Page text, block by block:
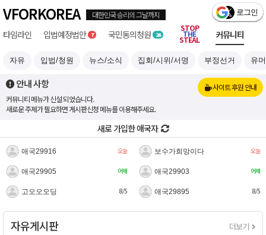
VFORKOREA
타임라인 입법예정 7 국민 26 부정선거
STOP
THE
STEAL 커뮤니티
자유 입법/청원 뉴스/소식 집회/시위/서명 부정선거 유머
안내 사항
커뮤니티 메뉴가 신설 되었습니다.
새로운 주제가 필요하면 게시판신청 메뉴를 이용해주세요.
새로 가입한 애국자
애국29916 오늘 보수가희망이다 오늘
애국29905 어제 애국29903 어제
고오오오딩 8/5 애국29895 8/5
사이트 후원 안내
자유게시판 더보기